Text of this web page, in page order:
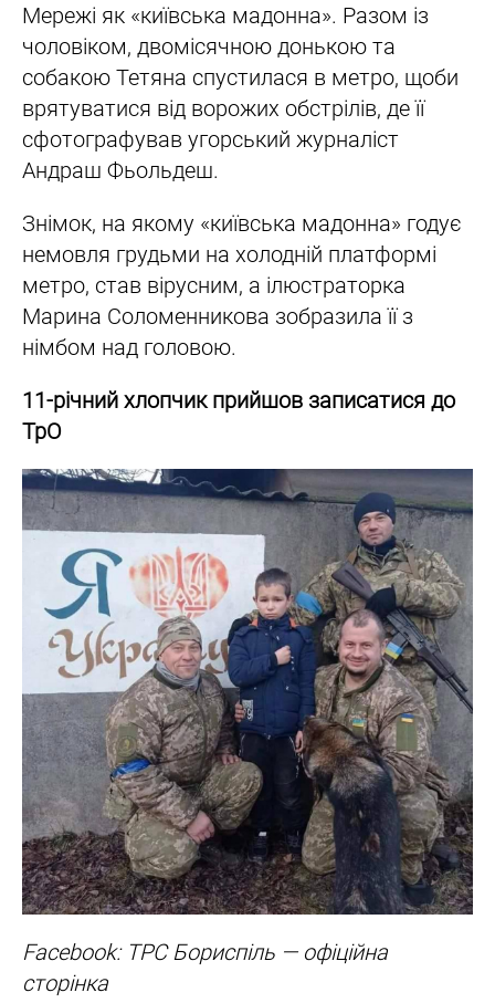
Мережі як «київська мадонна». Разом із
чоловіком, двомісячною донькою та
собакою Тетяна спустилася в метро, щоби
врятуватися від ворожих обстрілів, де її
сфотографував угорський журналіст
Андраш Фьольдеш.
Знімок, на якому «київська мадонна» годує
немовля грудьми на холодній платформі
метро, став вірусним, а ілюстраторка
Марина Соломенникова зобразила її з
німбом над головою.
11-річний хлопчик прийшов записатися до
ТрО
Facebook: ТРС Бориспіль — офіційна
сторінка